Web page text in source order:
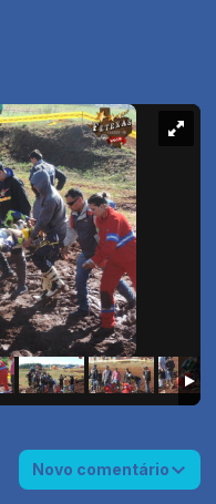
Novo comentário